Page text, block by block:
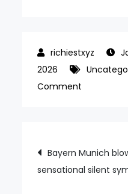
2026
Comment
three
strike
Post
Bayern Munich
sensational silent